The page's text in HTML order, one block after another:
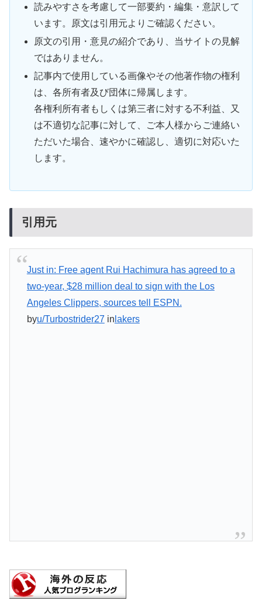
読みやすさを考慮して一部要約・編集・意訳して
います。原文は引用元よりご確認ください。
原文の引用・意見の紹介であり、当サイトの見解
ではありません。
記事内で使用している画像やその他著作物の権利
は、各所有者及び団体に帰属します。
各権利所有者もしくは第三者に対する不利益、又
は不適切な記事に対して、ご本人様からご連絡い
ただいた場合、速やかに確認し、適切に対応いた
します。
引用元
Just in: Free agent Rui Hachimura has agreed to a
two-year, $28 million deal to sign with the Los
Angeles Clippers, sources tell ESPN.
byu/Turbostrider27 in lakers